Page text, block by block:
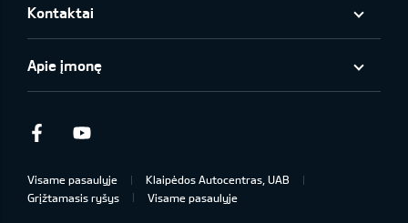
Kontaktai
Apie įmonę
Facebook
Visame pasaulyje
Klaipėdos Autocentras, UAB
Grįžtamasis ryšys
Visame pasaulyje